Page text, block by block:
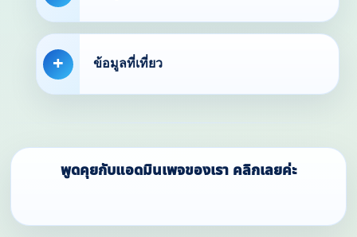
ข้อมูลที่เที่ยว
พูดคุยกับแอดมินเพจของเรา คลิกเลยค่ะ